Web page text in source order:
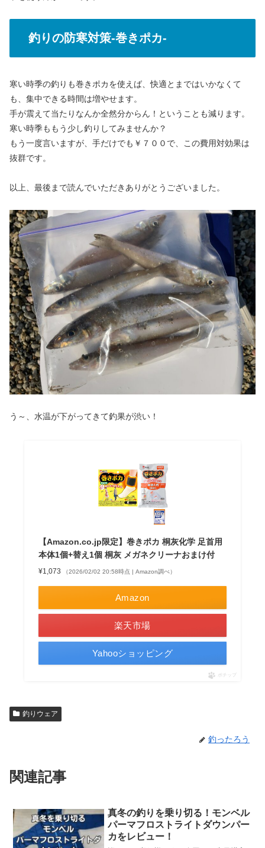
釣りの防寒対策-巻きポカ-
寒い時季の釣りも巻きポカを使えば、快適とまではいかなくて
も、集中できる時間は増やせます。
手が震えて当たりなんか全然分からん！ということも減ります。
寒い時季ももう少し釣りしてみませんか？
もう一度言いますが、手だけでも￥７００で、この費用対効果は
抜群です。
以上、最後まで読んでいただきありがとうございました。
う～、水温が下がってきて釣果が渋い！
【Amazon.co.jp限定】巻きポカ 桐灰化学 足首用
本体1個+替え1個 桐灰 メガネクリーナおまけ付
¥1,073 （2026/02/02 20:58時点 | Amazon調べ）
Amazon
楽天市場
Yahooショッピング
ポチップ
釣りウェア
釣ったろう
関連記事
真冬の釣りを乗り切る！モンベル
パーマフロストライトダウンパー
カをレビュー！